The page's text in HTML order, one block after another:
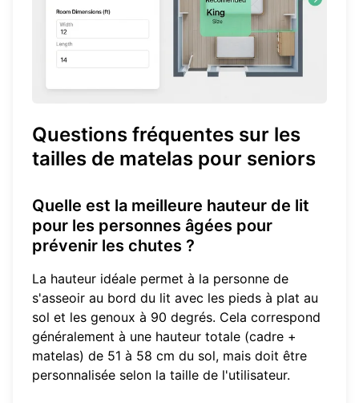
Questions fréquentes sur les
tailles de matelas pour seniors
Quelle est la meilleure hauteur de lit
pour les personnes âgées pour
prévenir les chutes ?
La hauteur idéale permet à la personne de
s'asseoir au bord du lit avec les pieds à plat au
sol et les genoux à 90 degrés. Cela correspond
généralement à une hauteur totale (cadre +
matelas) de 51 à 58 cm du sol, mais doit être
personnalisée selon la taille de l'utilisateur.